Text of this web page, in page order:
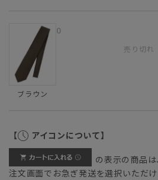
ブラウン
0
売り切れ
【 アイコンについて】
の表示の商品は
注文画面でお急ぎ発送を選択いただけ